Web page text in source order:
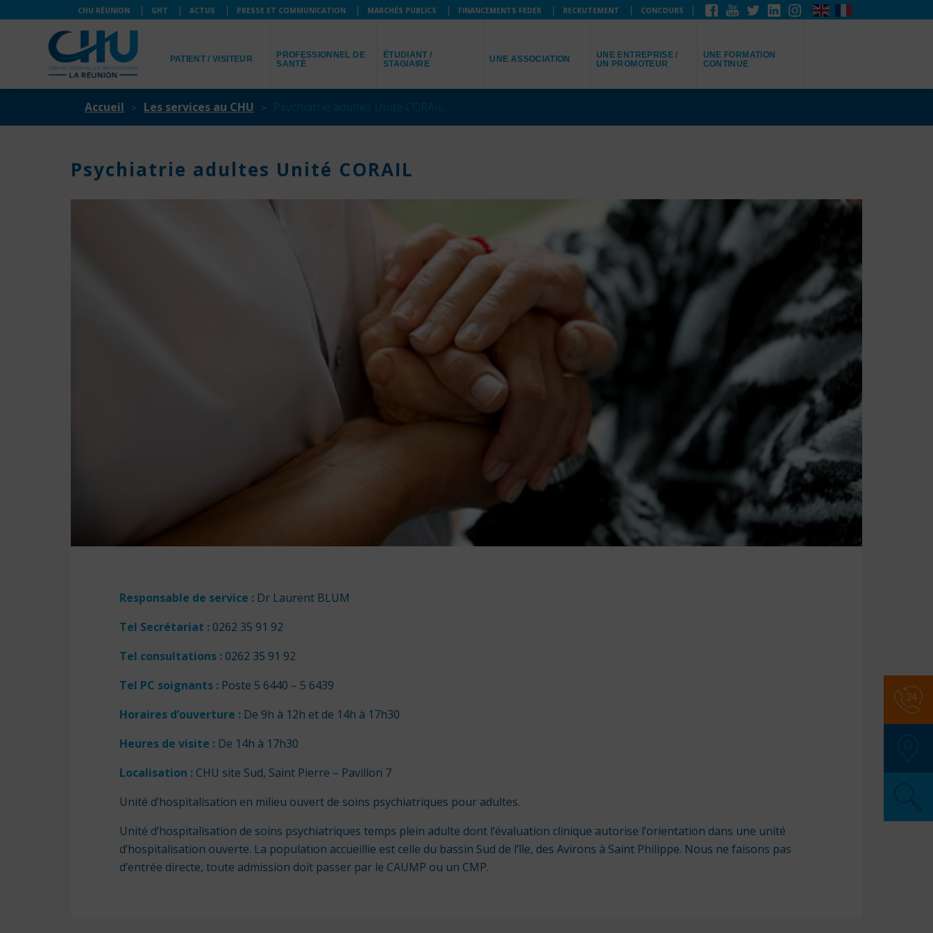
CHU RÉUNION GHT ACTUS PRESSE ET COMMUNICATION MARCHÉS PUBLICS FINANCEMENTS FEDER RECRUTEMENT CONCOURS
PATIENT / VISITEUR
PROFESSIONNEL DE
SANTÉ
ÉTUDIANT /
STAGIAIRE
UNE ASSOCIATION
UNE ENTREPRISE /
UN PROMOTEUR
UNE FORMATION
CONTINUE
Accueil Les services au CHU
Psychiatrie adultes Unité CORAIL
Responsable de service : Dr Laurent BLUM
Tel Secrétariat : 0262 35 91 92
Tel consultations : 0262 35 91 92
Tel PC soignants : Poste 5 6440 – 5 6439
Horaires d’ouverture : De 9h à 12h et de 14h à 17h30
Heures de visite : De 14h à 17h30
Localisation : CHU site Sud, Saint Pierre – Pavillon 7
Unité d’hospitalisation en milieu ouvert de soins psychiatriques pour adultes.
Unité d’hospitalisation de soins psychiatriques temps plein adulte dont l’évaluation clinique autorise l’orientation dans une unité
d’hospitalisation ouverte. La population accueillie est celle du bassin Sud de l’île, des Avirons à Saint Philippe. Nous ne faisons pas
d’entrée directe, toute admission doit passer par le CAUMP ou un CMP.